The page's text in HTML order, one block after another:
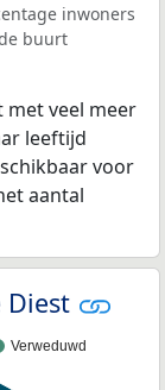
inwoners
buurt
met veel meer
leeftijd
voor
aantal
Diest
Verweduwd